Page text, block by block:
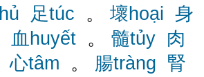
足túc 。 壞hoại 身
血huyết 。 髓tủy 肉
心tâm 。 腸tràng 腎